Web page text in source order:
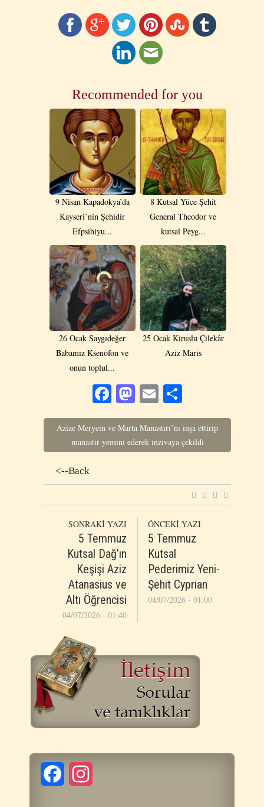
Recommended for you
9 Nisan Kapadokya’da
Kayseri’nin Şehidir
Efpsihiyu...
8 Kutsal Yüce Şehit
General Theodor ve
kutsal Peyg...
26 Ocak Saygıdeğer
Babamız Ksenofon ve
onun toplul...
25 Ocak Kiruslu Çilekâr
Aziz Maris
Facebook
Mastodon
Email
Azize Meryem ve Marta Manastırı’nı inşa ettirip
manastır yemini ederek inzivaya çekildi
<--Back
SONRAKİ YAZI
5 Temmuz
Kutsal Dağ’ın
Keşişi Aziz
Atanasius ve
Altı Öğrencisi
04/07/2026 - 01:40
ÖNCEKİ YAZI
5 Temmuz
Kutsal
Pederimiz Yeni-
Şehit Cyprian
04/07/2026 - 01:00
Facebook